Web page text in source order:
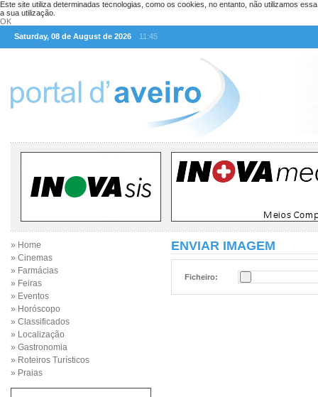
Este site utiliza determinadas tecnologias, como os cookies, no entanto, não utilizamos
a sua utilização.
OK
Saturday, 08 de August de 2026
11:45
» Home
» Cinemas
» Farmácias
» Feiras
» Eventos
» Horóscopo
» Classificados
» Localização
» Gastronomia
» Roteiros Turísticos
» Praias
ENVIAR IMAGEM
Ficheiro: